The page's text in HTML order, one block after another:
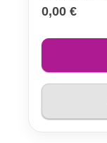
0,00 €